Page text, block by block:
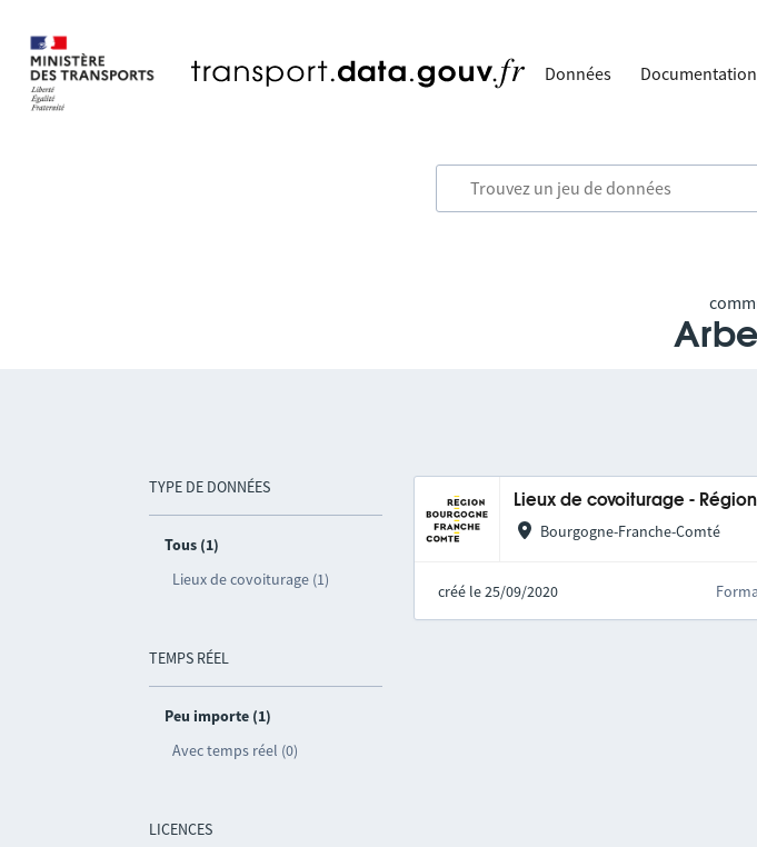
Données Documentation
TYPE DE DONNÉES
Tous (1)
Lieux de covoiturage (1)
TEMPS RÉEL
Peu importe (1)
Avec temps réel (0)
LICENCES
Lieux de covoiturage -
Bourgogne-Franche-Comté
créé le 25/09/2020